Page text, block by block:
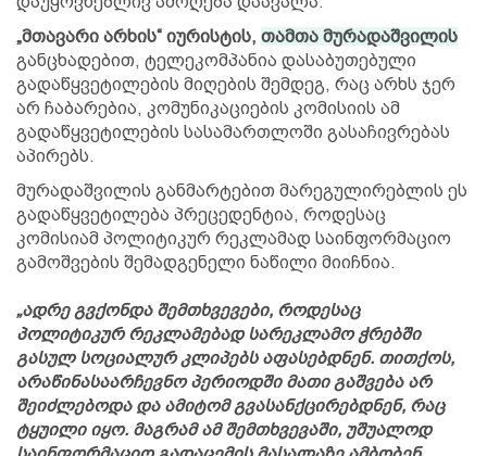
„მთავარი არხის“ იურისტის, თამთა მურადაშვილის
განცხადებით, ტელეკომპანია დასაბუთებული
გადაწყვეტილების მიღების შემდეგ, რაც არხს ჯერ
არ ჩაბარებია, კომუნიკაციების კომისიის ამ
გადაწყვეტილების სასამართლოში გასაჩივრებას
აპირებს.
მურადაშვილის განმარტებით მარეგულირებლის ეს
გადაწყვეტილება პრეცედენტია, როდესაც
კომისიამ პოლიტიკურ რეკლამად საინფორმაციო
გამოშვების შემადგენელი ნაწილი მიიჩნია.
„ადრე გვქონდა შემთხვევები, როდესაც
პოლიტიკურ რეკლამებად სარეკლამო ჭრებში
გასულ სოციალურ კლიპებს აფასებდნენ. თითქოს,
არაწინასაარჩევნო პერიოდში მათი გაშვება არ
შეიძლებოდა და ამიტომ გვასანქცირებდნენ, რაც
ტყუილი იყო. მაგრამ ამ შემთხვევაში, უშუალოდ